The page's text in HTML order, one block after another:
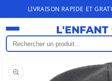
passer au
contenu
LIVRAISON RAPIDE ET